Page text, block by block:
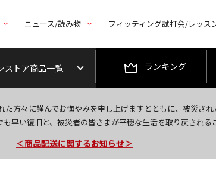
ニュース/読み物 フィッティング試打会/レッス
ストア商品一覧 ランキング
方々に謹んでお悔やみを申し上げますとともに、被災され
早い復旧と、被災者の皆さまが平穏な生活を取り戻される
今なら新規会員登録で1,000円OFFクーポンプレゼン
＜商品配送に関するお知らせ＞
＜夏季休暇中のご注文・発送・お問い合わせ＞